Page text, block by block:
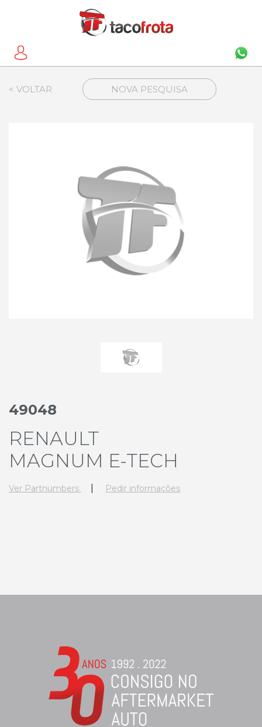
< VOLTAR NOVA PESQUISA
49048
RENAULT
MAGNUM E-TECH
Ver Partnumbers Pedir informações